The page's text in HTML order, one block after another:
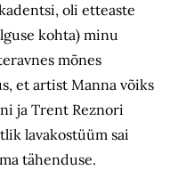
oli etteaste
kohta) minu
mõnes
et artist Manna võiks
ja Trent Reznori
lavakostüüm sai
tähenduse.